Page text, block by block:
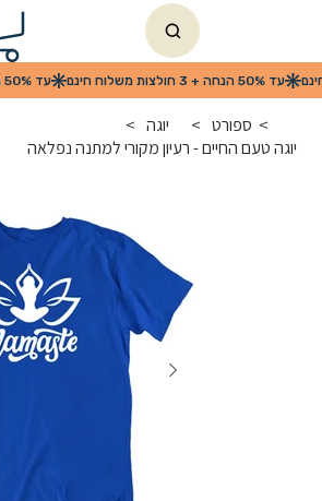
> ספורט > יוגה >
יוגה טעם החיים - רעיון מקורי למתנה נפלאה